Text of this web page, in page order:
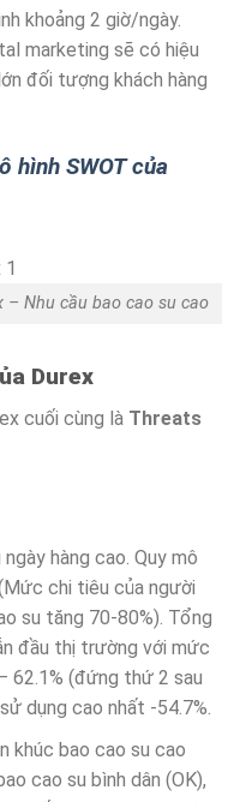
khoảng 2 giờ/ngày.
marketing sẽ có hiệu
đối tượng khách hàng
hình SWOT của
– Nhu cầu bao cao su cao
Durex
cuối cùng là Threats
hàng cao. Quy mô
chi tiêu của người
su tăng 70-80%). Tổng
đầu thị trường với mức
62.1% (đứng thứ 2 sau
dụng cao nhất -54.7%.
khúc bao cao su cao
cao su bình dân (OK),